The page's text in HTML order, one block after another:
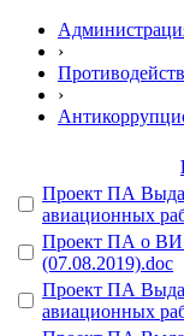
›
›
Проект ПА
авиационных
Проект ПА о ВИ
(07.08.2019).doc
Проект ПА
авиационных